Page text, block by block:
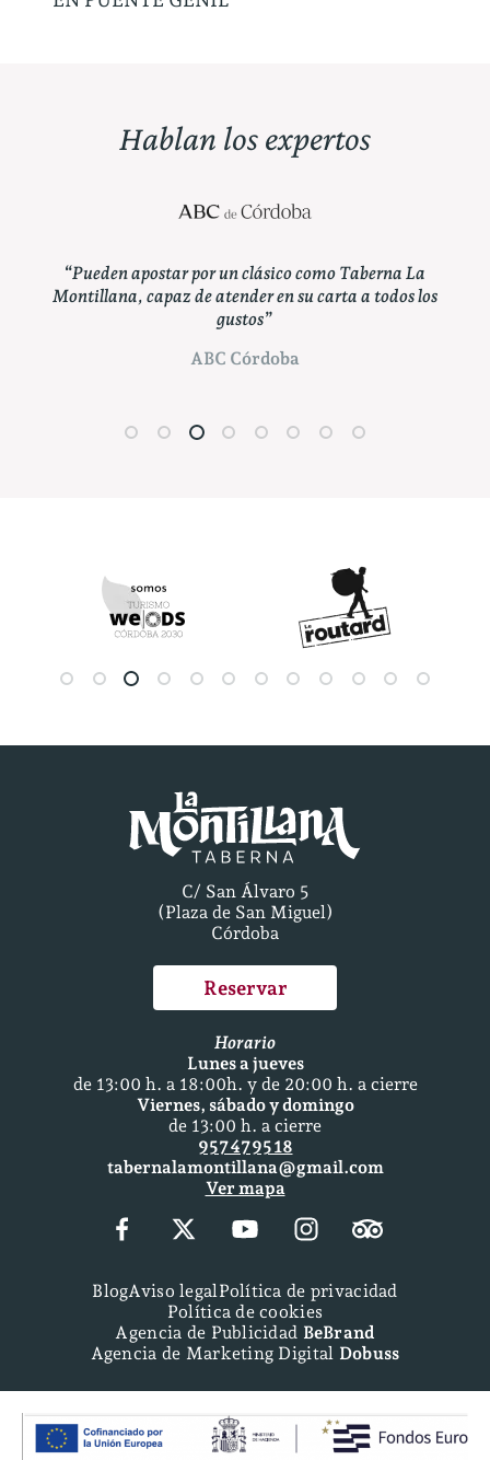
Hablan los expertos
“Pueden apostar por un clásico como Taberna La
Montillana, capaz de atender en su carta a todos los
gustos”
ABC Córdoba
C/ San Álvaro 5
(Plaza de San Miguel)
Córdoba
Reservar
Horario
Lunes a jueves
de 13:00 h. a 18:00h. y de 20:00 h. a cierre
Viernes, sábado y domingo
de 13:00 h. a cierre
957 47 95 18
tabernalamontillana@gmail.com
Ver mapa
BlogAviso legal Política de privacidad
Política de cookies
Agencia de Publicidad BeBrand
Agencia de Marketing Digital Dobuss